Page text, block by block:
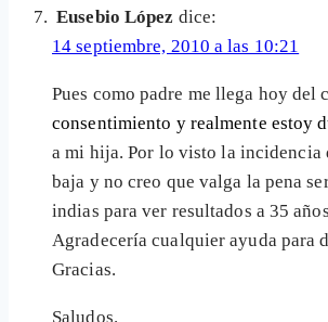
Eusebio López dice:
14 septiembre, 2010 a las 10:21
Pues como padre me llega hoy del
consentimiento y realmente estoy
a mi hija. Por lo visto la incidencia
baja y no creo que valga la pena
indias para ver resultados a 35
Agradecería cualquier ayuda para
Gracias.
Saludos.